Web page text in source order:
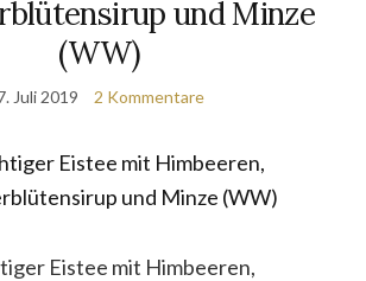
und Minze
(WW)
Juli 2019 2 Kommentare
Eistee mit Himbeeren,